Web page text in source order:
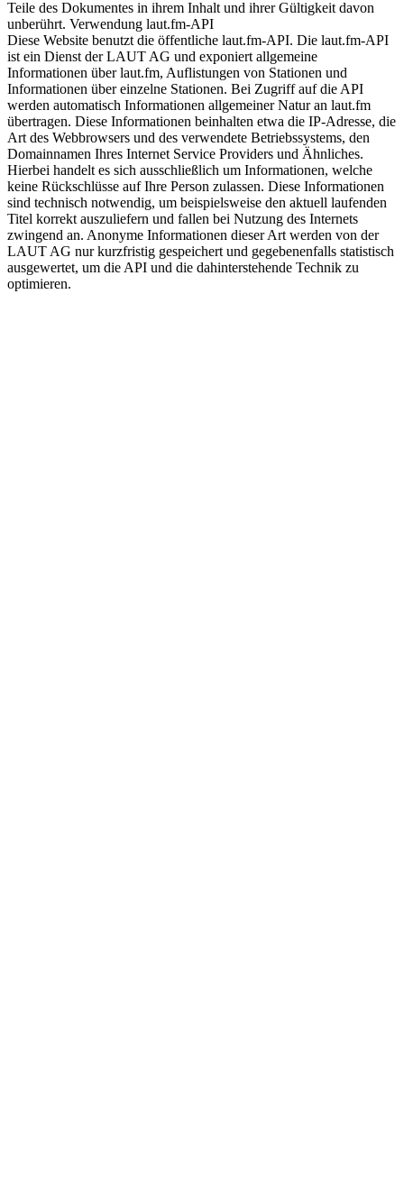
Teile des Dokumentes in ihrem Inhalt und ihrer Gültigkeit davon
unberührt. Verwendung laut.fm-API
Diese Website benutzt die öffentliche laut.fm-API. Die laut.fm-API
ist ein Dienst der LAUT AG und exponiert allgemeine
Informationen über laut.fm, Auflistungen von Stationen und
Informationen über einzelne Stationen. Bei Zugriff auf die API
werden automatisch Informationen allgemeiner Natur an laut.fm
übertragen. Diese Informationen beinhalten etwa die IP-Adresse, die
Art des Webbrowsers und des verwendete Betriebssystems, den
Domainnamen Ihres Internet Service Providers und Ähnliches.
Hierbei handelt es sich ausschließlich um Informationen, welche
keine Rückschlüsse auf Ihre Person zulassen. Diese Informationen
sind technisch notwendig, um beispielsweise den aktuell laufenden
Titel korrekt auszuliefern und fallen bei Nutzung des Internets
zwingend an. Anonyme Informationen dieser Art werden von der
LAUT AG nur kurzfristig gespeichert und gegebenenfalls statistisch
ausgewertet, um die API und die dahinterstehende Technik zu
optimieren.